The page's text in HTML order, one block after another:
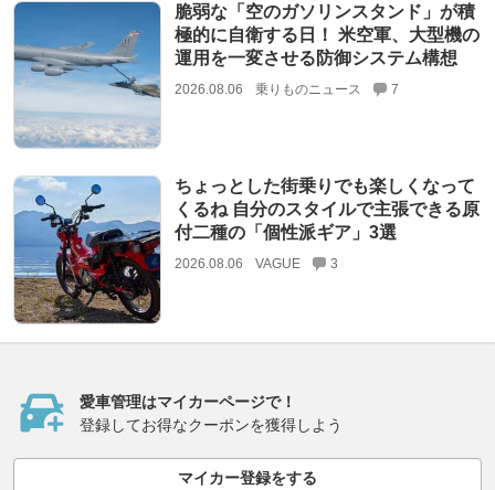
脆弱な「空のガソリンスタンド」が積
極的に自衛する日！ 米空軍、大型機の
運用を一変させる防御システム構想
2026.08.06 乗りものニュース 7
ちょっとした街乗りでも楽しくなって
くるね 自分のスタイルで主張できる原
付二種の「個性派ギア」3選
2026.08.06 VAGUE 3
愛車管理はマイカーページで！
登録してお得なクーポンを獲得しよう
マイカー登録をする